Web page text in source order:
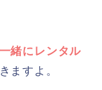
緒にレンタル
ますよ。